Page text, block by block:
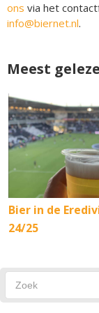
ons via het
info@biernet.nl.
Meest
Bier in de
24/25